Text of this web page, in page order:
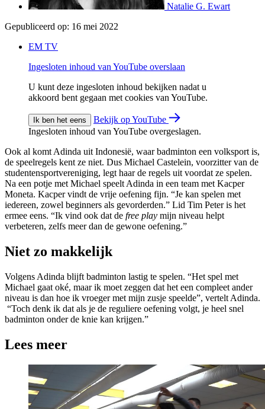
Natalie G. Ewart
Gepubliceerd op: 16 mei 2022
EM TV
Ingesloten inhoud van YouTube overslaan
U kunt deze ingesloten inhoud bekijken nadat u
akkoord bent gegaan met cookies van YouTube.
Ik ben het eens
Bekijk op YouTube
Ingesloten inhoud van YouTube overgeslagen.
Ook al komt Adinda uit Indonesië, waar badminton een volksport is,
de speelregels kent ze niet. Dus Michael Castelein, voorzitter van de
studentensportvereniging, legt haar de regels uit voordat ze spelen.
Na een potje met Michael speelt Adinda in een team met Kacper
Moneta. Kacper vindt de vrije oefening fijn. “Je kan spelen met
iedereen, zowel beginners als gevorderden.” Lid Tim Peter is het
ermee eens. “Ik vind ook dat de free play mijn niveau helpt
verbeteren, zelfs meer dan de gewone oefening.”
Niet zo makkelijk
Volgens Adinda blijft badminton lastig te spelen. “Het spel met
Michael gaat oké, maar ik moet zeggen dat het een compleet ander
niveau is dan hoe ik vroeger met mijn zusje speelde”, vertelt Adinda.
“Toch denk ik dat als je de reguliere oefening volgt, je heel snel
badminton onder de knie kan krijgen.”
Lees meer